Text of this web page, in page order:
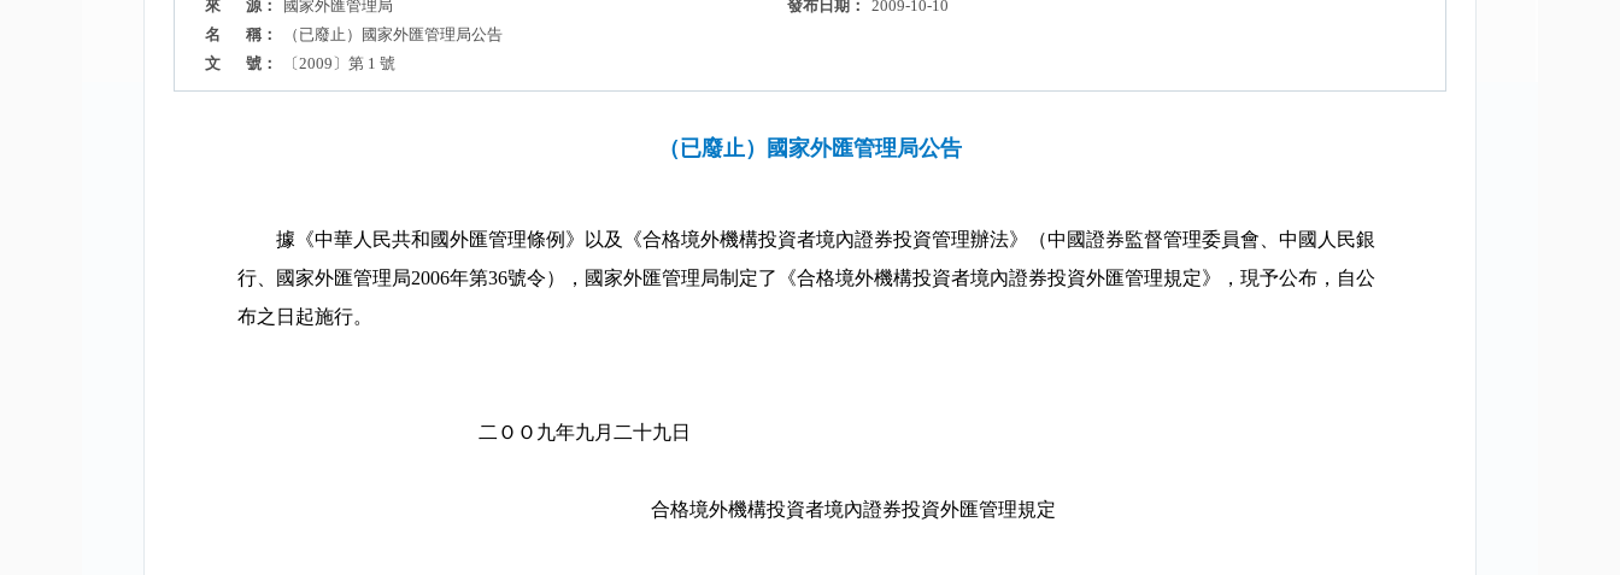
來 源：
國家外匯管理局 發布日期：
2009-10-10
名 稱：
（已廢止）國家外匯管理局公告
文 號：
〔2009〕第 1 號
（已廢止）國家外匯管理局公告
據《中華人民共和國外匯管理條例》以及《合格境外機構投資者境內證券投資管理辦法》（中國證券監督管理委員會、中國人民銀
行、國家外匯管理局2006年第36號令），國家外匯管理局制定了《合格境外機構投資者境內證券投資外匯管理規定》，現予公布，自公
布之日起施行。
二ＯＯ九年九月二十九日
合格境外機構投資者境內證券投資外匯管理規定